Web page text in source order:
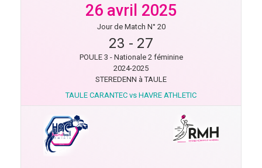
26 avril 2025
Jour de Match N° 20
23 - 27
POULE 3 - Nationale 2 féminine
2024-2025
STEREDENN à TAULE
TAULE CARANTEC vs HAVRE ATHLETIC